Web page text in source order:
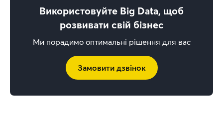
Використовуйте Big Data, щоб
розвивати свій бізнес
Ми порадимо оптимальні рішення для вас
Замовити дзвінок